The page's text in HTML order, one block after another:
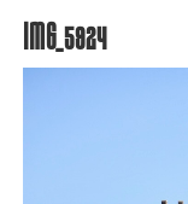
IMG_5924